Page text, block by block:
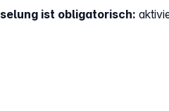
ist obligatorisch: